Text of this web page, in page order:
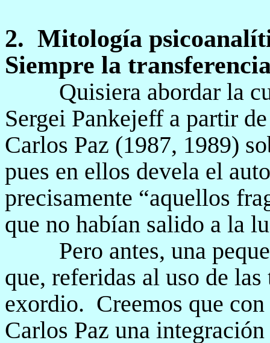
2. Mitología
Siempre la
Quisiera abordar la
Sergei Pankejeff a partir
Carlos Paz (1987, 1989)
pues en ellos devela el
precisamente “aquellos
que no habían salido a la
Pero antes, una
que, referidas al uso de
exordio. Creemos que
Carlos Paz una